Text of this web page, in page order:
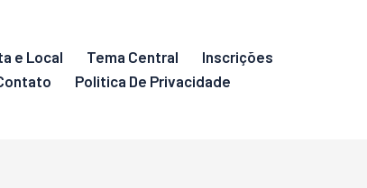
e Local Tema Central
Inscrições
Politica De Privacidade